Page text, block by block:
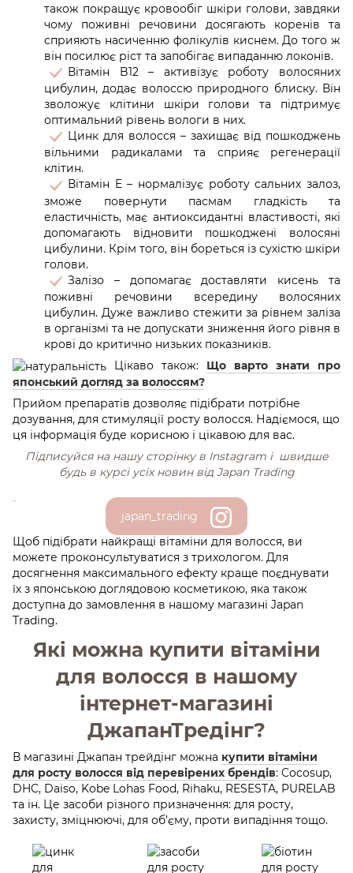
також покращує кровообіг шкіри голови, завдяки
чому поживні речовини досягають коренів та
сприяють насиченню фолікулів киснем. До того ж
він посилює ріст та запобігає випаданню локонів.
Вітамін B12 – активізує роботу волосяних
цибулин, додає волоссю природного блиску. Він
зволожує клітини шкіри голови та підтримує
оптимальний рівень вологи в них.
Цинк для волосся – захищає від пошкоджень
вільними радикалами та сприяє регенерації
клітин.
Вітамін E – нормалізує роботу сальних залоз,
зможе повернути пасмам гладкість та
еластичність, має антиоксидантні властивості, які
допомагають відновити пошкоджені волосяні
цибулини. Крім того, він бореться із сухістю шкіри
голови.
Залізо – допомагає доставляти кисень та
поживні речовини всередину волосяних
цибулин. Дуже важливо стежити за рівнем заліза
в організмі та не допускати зниження його рівня в
крові до критично низьких показників.
Цікаво також: Що варто знати про
японський догляд за волоссям?
Прийом препаратів дозволяє підібрати потрібне
дозування, для стимуляції росту волосся. Надіємося, що
ця інформація буде корисною і цікавою для вас.
Підписуйся на нашу сторінку в Іnstagram і швидше
будь в курсі усіх новин від Japan Trading
japan_trading
Щоб підібрати найкращі вітаміни для волосся, ви
можете проконсультуватися з трихологом. Для
досягнення максимального ефекту краще поєднувати
їх з японською доглядовою косметикою, яка також
доступна до замовлення в нашому магазині Japan
Trading.
Які можна купити вітаміни
для волосся в нашому
інтернет-магазині
ДжапанТредінг?
В магазині Джапан трейдінг можна купити вітаміни
для росту волосся від перевірених брендів: Cocosup,
DHC, Daiso, Kobe Lohas Food, Rihaku, RESESTA, PURELAB
та ін. Це засоби різного призначення: для росту,
захисту, зміцнюючі, для об’єму, проти випадіння тощо.